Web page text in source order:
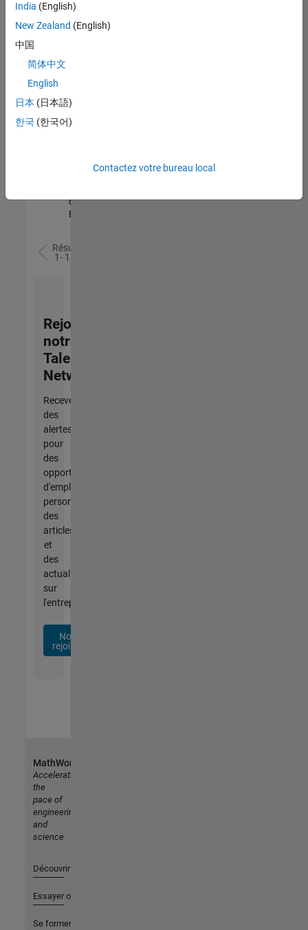
l’ensemble
des
opportunités
votre
région.
Senior Software Quality Engineer
Senior
Engineer
qualité |
Expérimenté(e)
Résultats
1- 1 de
Rejoignez
notre
Talent
Network
Recevez
des
alertes
pour
des
opportunités
d'emploi
personnalisées,
des
articles
et
des
actualités
sur
l'entreprise.
Nous
rejoindre
India (English)
New Zealand (English)
中国
简体中文
English
日本 (日本語)
한국 (한국어)
Contactez votre bureau local
MathWorks
Accelerating
the
pace of
engineering
and
science
Découvrir les produits
Essayer ou acheter
Se former